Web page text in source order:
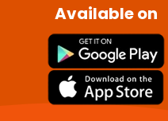
Available on